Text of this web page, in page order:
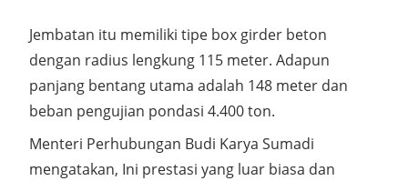
Jembatan itu memiliki tipe box girder beton
dengan radius lengkung 115 meter. Adapun
panjang bentang utama adalah 148 meter dan
beban pengujian pondasi 4.400 ton.
Menteri Perhubungan Budi Karya Sumadi
mengatakan, Ini prestasi yang luar biasa dan